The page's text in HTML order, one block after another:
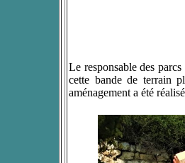
Le responsable des
cette bande de terrain
aménagement a été